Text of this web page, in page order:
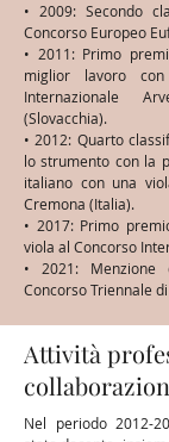
• 2009: Secondo
Concorso Europeo
• 2011: Primo
miglior lavoro
Internazionale
(Slovacchia).
• 2012: Quarto
lo strumento con la
italiano con una
Cremona (Italia).
• 2017: Primo
viola al Concorso
• 2021: Menzione
Concorso Triennale
Attività
Nel periodo 2012-